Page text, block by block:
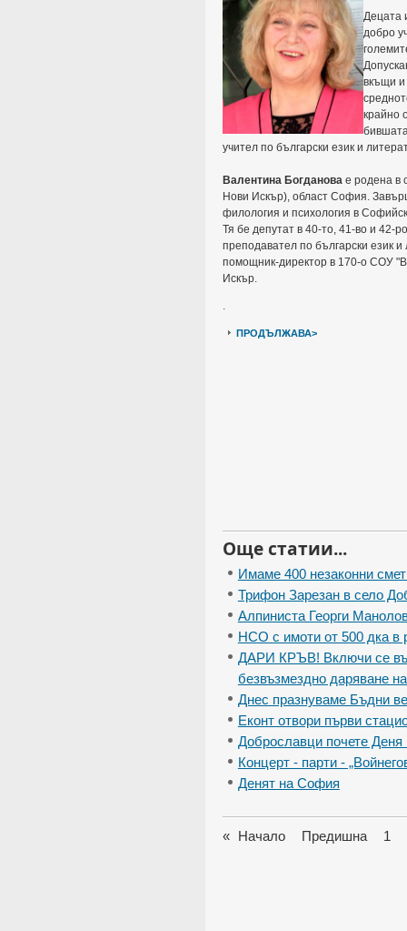
Децата
добро
вкъщи и
крайно
учител по български език и
Валентина Богданова е родена в
Нови Искър), област София.
филология и психология в
Тя бе депутат в 40-то, 41-во и 42-
преподавател по български език и
помощник-директор в 170-о СОУ
Искър.
ПРОДЪЛЖАВА>
Още статии...
Имаме 400 незаконни
Трифон Зарезан в село
Алпинистa Георги
НСО с имоти от 500 дка в
ДАРИ КРЪВ! Включи се
безвъзмездно даряване
Днес празнуваме Бъдни
Еконт отвори първи
Доброславци почете Деня
Концерт - парти -
Денят на София
« Начало Предишна 1